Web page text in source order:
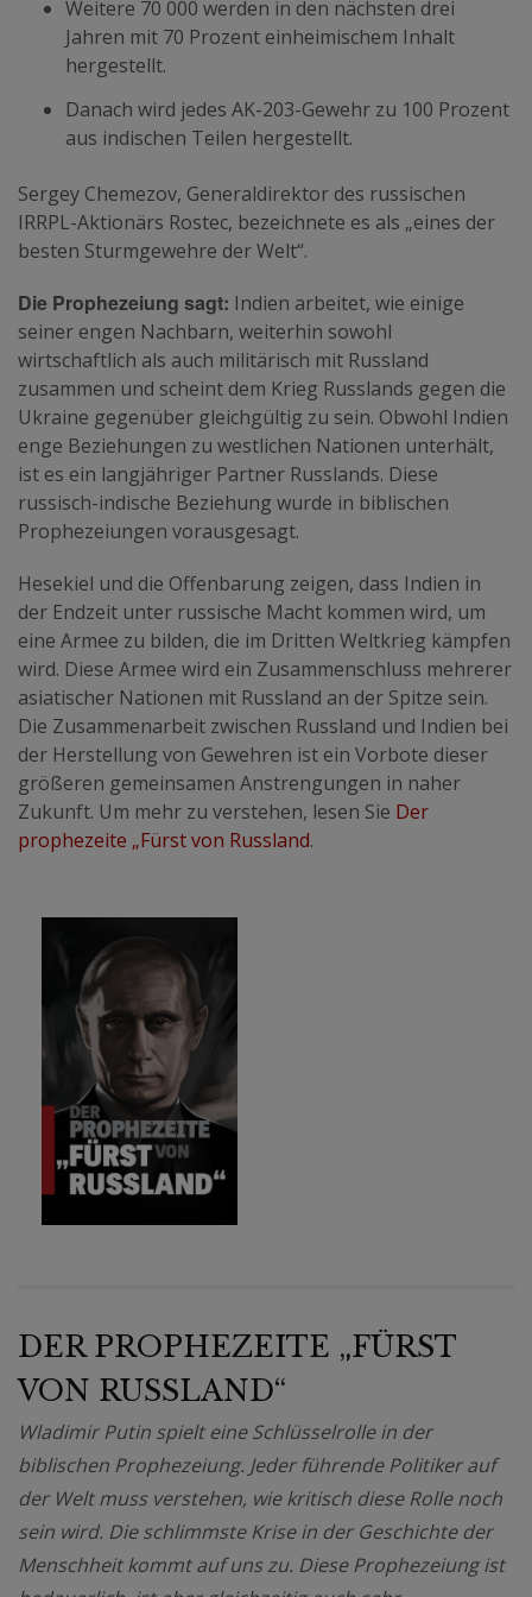
Weitere 70 000 werden in den nächsten drei
Jahren mit 70 Prozent einheimischem Inhalt
hergestellt.
Danach wird jedes AK-203-Gewehr zu 100 Prozent
aus indischen Teilen hergestellt.
Sergey Chemezov, Generaldirektor des russischen
IRRPL-Aktionärs Rostec, bezeichnete es als „eines der
besten Sturmgewehre der Welt“.
Die Prophezeiung sagt: Indien arbeitet, wie einige
seiner engen Nachbarn, weiterhin sowohl
wirtschaftlich als auch militärisch mit Russland
zusammen und scheint dem Krieg Russlands gegen die
Ukraine gegenüber gleichgültig zu sein. Obwohl Indien
enge Beziehungen zu westlichen Nationen unterhält,
ist es ein langjähriger Partner Russlands. Diese
russisch-indische Beziehung wurde in biblischen
Prophezeiungen vorausgesagt.
Hesekiel und die Offenbarung zeigen, dass Indien in
der Endzeit unter russische Macht kommen wird, um
eine Armee zu bilden, die im Dritten Weltkrieg kämpfen
wird. Diese Armee wird ein Zusammenschluss mehrerer
asiatischer Nationen mit Russland an der Spitze sein.
Die Zusammenarbeit zwischen Russland und Indien bei
der Herstellung von Gewehren ist ein Vorbote dieser
größeren gemeinsamen Anstrengungen in naher
Zukunft. Um mehr zu verstehen, lesen Sie Der
prophezeite „Fürst von Russland.
DER PROPHEZEITE „FÜRST
VON RUSSLAND“
Wladimir Putin spielt eine Schlüsselrolle in der
biblischen Prophezeiung. Jeder führende Politiker auf
der Welt muss verstehen, wie kritisch diese Rolle noch
sein wird. Die schlimmste Krise in der Geschichte der
Menschheit kommt auf uns zu. Diese Prophezeiung ist